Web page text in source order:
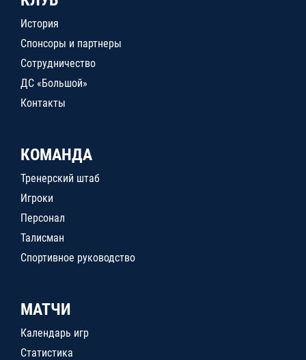
История
Спонсоры и партнеры
Сотрудничество
ДС «Большой»
Контакты
КОМАНДА
Тренерский штаб
Игроки
Персонал
Талисман
Спортивное руководство
МАТЧИ
Календарь игр
Статистика